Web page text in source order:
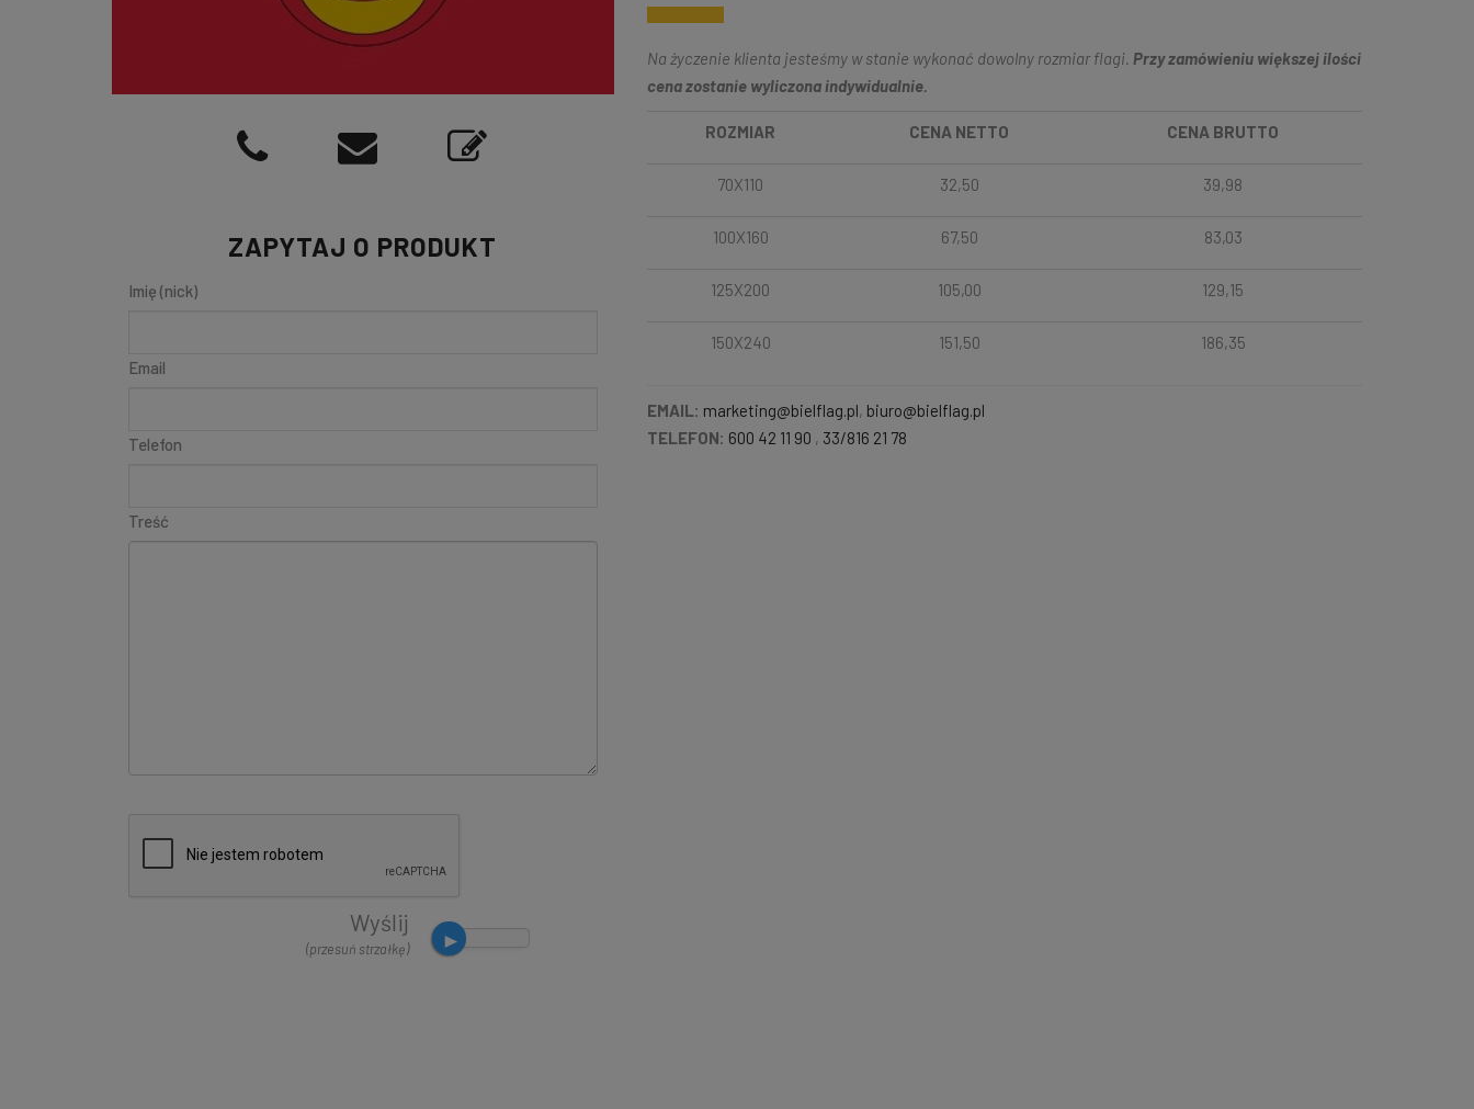
ZAPYTAJ O PRODUKT
Imię (nick)
Email
Telefon
Treść
Wyślij
(przesuń strzałkę)
Na życzenie klienta jesteśmy w stanie wykonać dowolny rozmiar flagi. Przy zamówieniu większej ilości
cena zostanie wyliczona indywidualnie.
ROZMIAR CENA NETTO CENA BRUTTO
70X110 32,50 39,98
100X160 67,50 83,03
125X200 105,00 129,15
150X240 151,50 186,35
EMAIL: marketing@bielflag.pl, biuro@bielflag.pl
TELEFON: 600 42 11 90 , 33/816 21 78